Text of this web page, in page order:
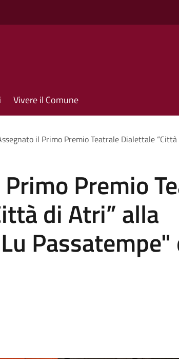
Vivere il Comune
il Primo Premio Teatrale Dialettale
Premio
di Atri” alla
Passatempe"